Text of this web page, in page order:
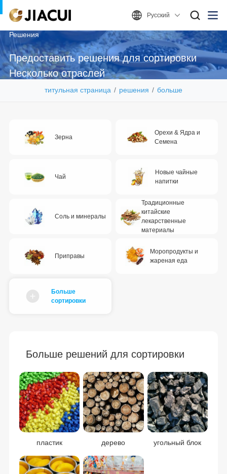
Русский
Решения
Предоставить решения для сортировки
Несколько отраслей
титульная страница решения больше
Зерна
Орехи & Ядра и
Семена
Чай
Новые чайные
напитки
Соль и минералы
Традиционные
китайские
лекарственные
материалы
Приправы
Моропродукты и
жареная еда
Больше
сортировки
Больше решений для сортировки
пластик дерево угольный блок